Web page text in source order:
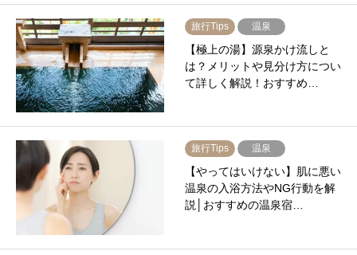
旅行Tips 温泉
【極上の湯】源泉かけ流しと
は？メリットや見分け方につい
て詳しく解説！おすすめ…
旅行Tips 温泉
【やってはいけない】肌に悪い
温泉の入浴方法やNG行動を解
説│おすすめの温泉宿…